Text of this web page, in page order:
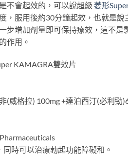
不會起效的，可以說超級 菱形
，服用後約30分鐘起效，也就是
步增加劑量即可保持療效，這不
作用。
KAMAGRA雙效片
(威格拉) 100mg +達泊西汀(必利勁
時可以治療勃起功能障礙和。